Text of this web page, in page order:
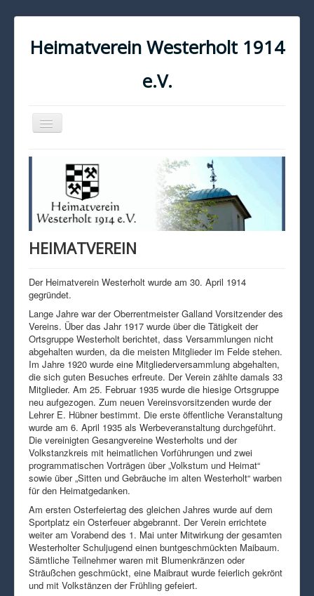
Heimatverein Westerholt 1914
e.V.
Navigation
an/aus
KONTAKT
IMPRESSUM
DATENSCHUTZ
HEIMATVEREIN
Der Heimatverein Westerholt wurde am 30. April 1914
gegründet.
Lange Jahre war der Oberrentmeister Galland Vorsitzender des
Vereins. Über das Jahr 1917 wurde über die Tätigkeit der
Ortsgruppe Westerholt berichtet, dass Versammlungen nicht
abgehalten wurden, da die meisten Mitglieder im Felde stehen.
Im Jahre 1920 wurde eine Mitgliederversammlung abgehalten,
die sich guten Besuches erfreute. Der Verein zählte damals 33
Mitglieder. Am 25. Februar 1935 wurde die hiesige Ortsgruppe
neu aufgezogen. Zum neuen Vereinsvorsitzenden wurde der
Lehrer E. Hübner bestimmt. Die erste öffentliche Veranstaltung
wurde am 6. April 1935 als Werbeveranstaltung durchgeführt.
Die vereinigten Gesangvereine Westerholts und der
Volkstanzkreis mit heimatlichen Vorführungen und zwei
programmatischen Vorträgen über „Volkstum und Heimat“
sowie über „Sitten und Gebräuche im alten Westerholt“ warben
für den Heimatgedanken.
Am ersten Osterfeiertag des gleichen Jahres wurde auf dem
Sportplatz ein Osterfeuer abgebrannt. Der Verein errichtete
weiter am Vorabend des 1. Mai unter Mitwirkung der gesamten
Westerholter Schuljugend einen buntgeschmückten Maibaum.
Sämtliche Teilnehmer waren mit Blumenkränzen oder
Sträußchen geschmückt, eine Maibraut wurde feierlich gekrönt
und mit Volkstänzen der Frühling gefeiert.